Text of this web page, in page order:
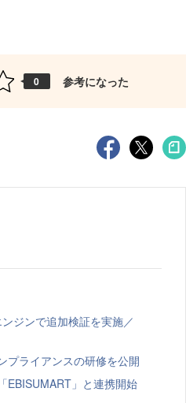
0 参考になった
ジンで追加検証を実施／
プライアンスの研修を公開
EBISUMART」と連携開始